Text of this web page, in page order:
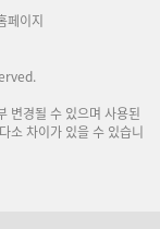
페이지
변경될 수 있으며 사용된
소 차이가 있을 수 있습니